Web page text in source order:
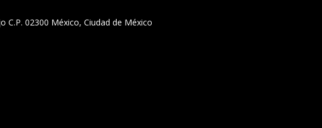
C.P. 02300 México, Ciudad de México